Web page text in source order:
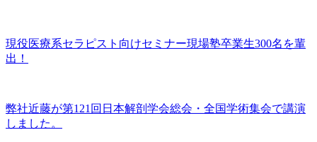
現役医療系セラピスト向けセミナー現場塾卒業生300名を輩
出！
弊社近藤が第121回日本解剖学会総会・全国学術集会で講演
しました。